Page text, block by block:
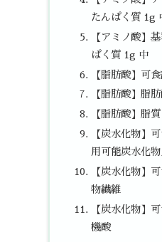
たんぱく質 1g
【アミノ酸】
ぱく質 1g 中
【脂肪酸】可
【脂肪酸】脂
【脂肪酸】脂
【炭水化物】
用可能炭水化
【炭水化物】
物繊維
【炭水化物】
機酸